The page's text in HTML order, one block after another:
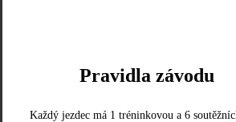
Pravidla závodu
Každý jezdec má 1 tréninkovou a 6